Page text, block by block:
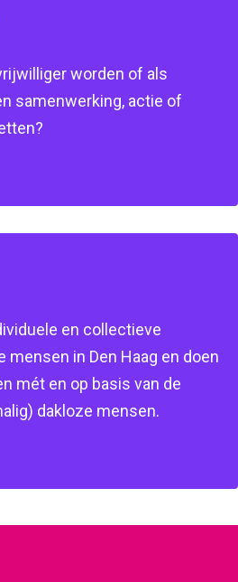
worden of als
samenwerking, actie of
en collectieve
mensen in Den Haag en doen
mét en op basis van de
dakloze mensen.